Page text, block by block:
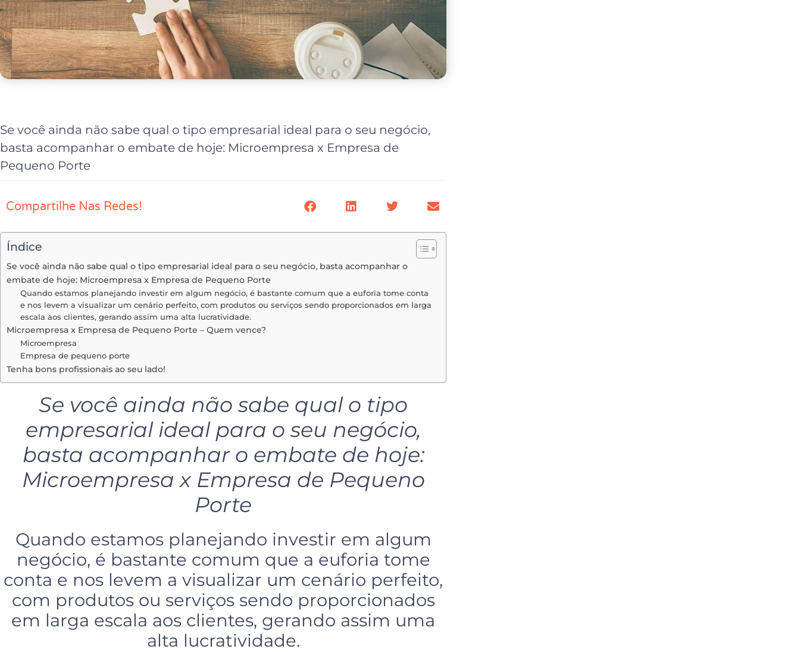
Se você ainda não sabe qual o tipo empresarial ideal para o seu negócio,
basta acompanhar o embate de hoje: Microempresa x Empresa de
Pequeno Porte
Compartilhe Nas Redes!
Índice
Se você ainda não sabe qual o tipo empresarial ideal para o seu negócio, basta acompanhar o
embate de hoje: Microempresa x Empresa de Pequeno Porte
Quando estamos planejando investir em algum negócio, é bastante comum que a euforia tome conta
e nos levem a visualizar um cenário perfeito, com produtos ou serviços sendo proporcionados em larga
escala aos clientes, gerando assim uma alta lucratividade.
Microempresa x Empresa de Pequeno Porte – Quem vence?
Microempresa
Empresa de pequeno porte
Tenha bons profissionais ao seu lado!
Se você ainda não sabe qual o tipo
empresarial ideal para o seu negócio,
basta acompanhar o embate de hoje:
Microempresa x Empresa de Pequeno
Porte
Quando estamos planejando investir em algum
negócio, é bastante comum que a euforia tome
conta e nos levem a visualizar um cenário perfeito,
com produtos ou serviços sendo proporcionados
em larga escala aos clientes, gerando assim uma
alta lucratividade.